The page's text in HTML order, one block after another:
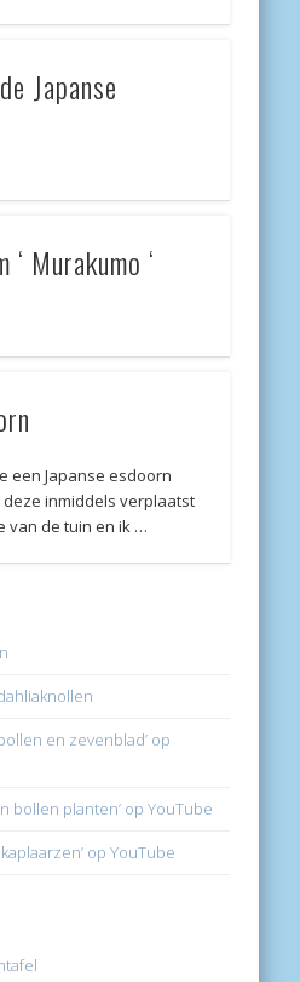
Japanse
Murakumo ‘
een Japanse esdoorn
inmiddels verplaatst
van de tuin en ik …
en zevenblad’ op
bollen planten’ op YouTube
op YouTube